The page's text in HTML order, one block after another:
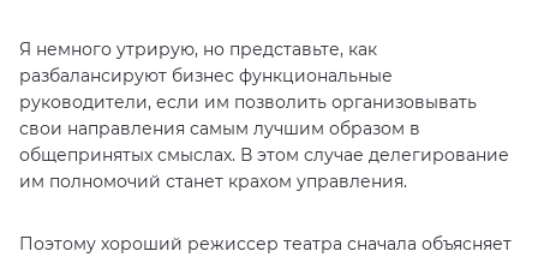
Я немного утрирую, но представьте, как
разбалансируют бизнес функциональные
руководители, если им позволить организовывать
свои направления самым лучшим образом в
общепринятых смыслах. В этом случае делегирование
им полномочий станет крахом управления.
Поэтому хороший режиссер театра сначала объясняет